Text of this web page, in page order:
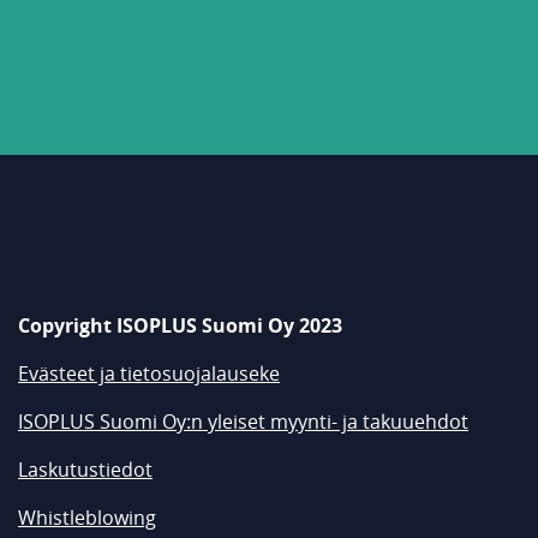
Copyright ISOPLUS Suomi Oy 2023
Evästeet ja tietosuojalauseke
ISOPLUS Suomi Oy:n yleiset myynti- ja takuuehdot
Laskutustiedot
Whistleblowing